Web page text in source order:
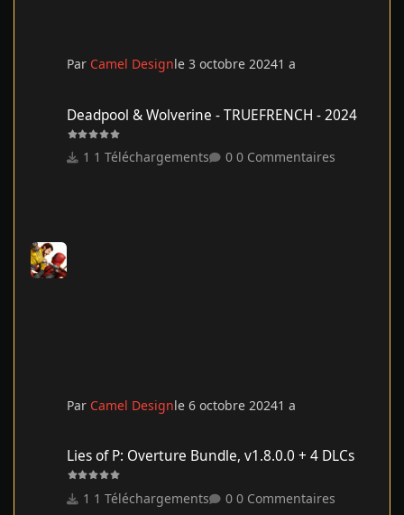
Par Camel Designle 3 octobre 20241 a
Deadpool & Wolverine - TRUEFRENCH - 2024
1 Téléchargements 0 Commentaires
Par Camel Designle 6 octobre 20241 a
Lies of P: Overture Bundle, v1.8.0.0 + 4 DLCs
1 Téléchargements 0 Commentaires